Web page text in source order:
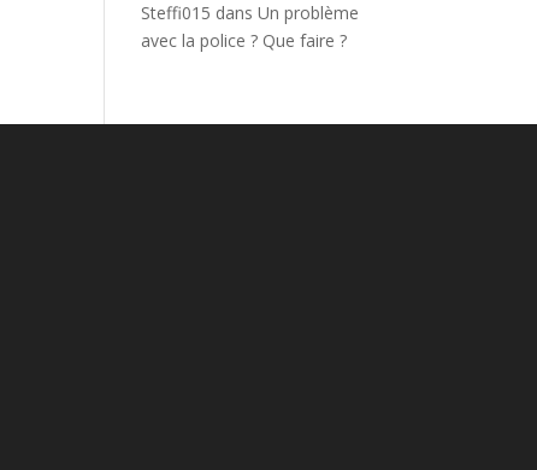
Steffi015 dansUn problème
avec la police ? Que faire ?